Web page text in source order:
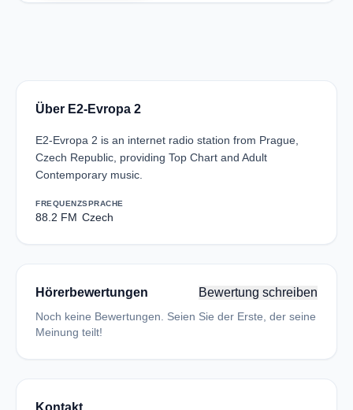
Über E2-Evropa 2
E2-Evropa 2 is an internet radio station from Prague,
Czech Republic, providing Top Chart and Adult
Contemporary music.
FREQUENZ
88.2 FM
SPRACHE
Czech
Hörerbewertungen Bewertung schreiben
Noch keine Bewertungen. Seien Sie der Erste, der seine
Meinung teilt!
Kontakt